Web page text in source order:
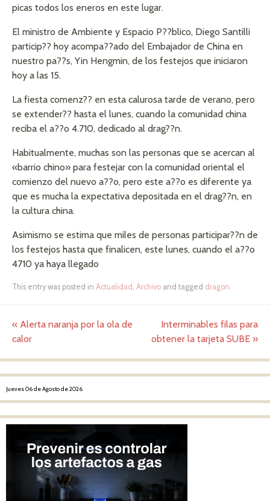
picas todos los eneros en este lugar.
El ministro de Ambiente y Espacio P??blico, Diego Santilli
particip?? hoy acompa??ado del Embajador de China en
nuestro pa??s, Yin Hengmin, de los festejos que iniciaron
hoy a las 15.
La fiesta comenz?? en esta calurosa tarde de verano, pero
se extender?? hasta el lunes, cuando la comunidad china
reciba el a??o 4.710, dedicado al drag??n.
Habitualmente, muchas son las personas que se acercan al
«barrio chino» para festejar con la comunidad oriental el
comienzo del nuevo a??o, pero este a??o es diferente ya
que es mucha la expectativa depositada en el drag??n, en
la cultura china.
Asimismo se estima que miles de personas participar??n de
los festejos hasta que finalicen, este lunes, cuando el a??o
4710 ya haya llegado
This entry was posted in Actualidad , Archivo and tagged dragon.
Post navigation
« Alerta naranja por la ola de
calor
Interminables filas para
obtener la tarjeta SUBE »
Jueves 06 de Agosto de 2026